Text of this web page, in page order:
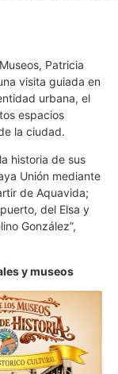
Patricia
visita guiada en
urbana, el
espacios
la ciudad.
historia de sus
Unión mediante
de Aquavida;
del Elsa y
González”,
y museos